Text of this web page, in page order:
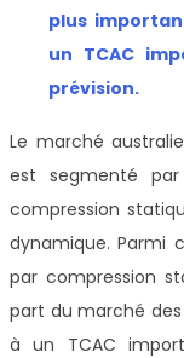
plus
un TCAC
prévision.
Le marché
est segmenté
compression
dynamique. Parmi
par compression
part du marché
à un TCAC